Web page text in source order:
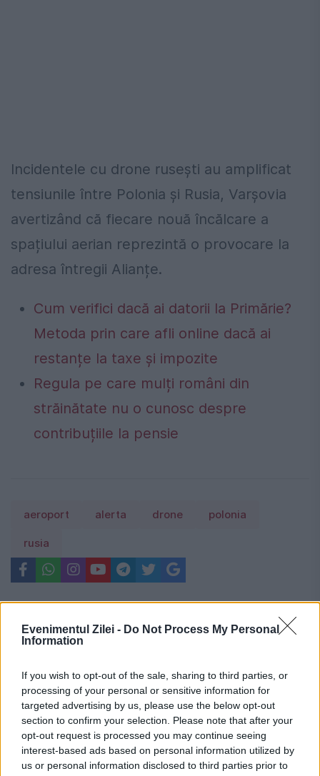
Evenimentul Zilei - Do Not Process My Personal
Information
If you wish to opt-out of the sale, sharing to third parties, or
processing of your personal or sensitive information for
targeted advertising by us, please use the below opt-out
section to confirm your selection. Please note that after your
opt-out request is processed you may continue seeing
interest-based ads based on personal information utilized by
us or personal information disclosed to third parties prior to
Incidentele cu drone rusești au amplificat
tensiunile între Polonia și Rusia, Varșovia
avertizând că fiecare nouă încălcare a
spațiului aerian reprezintă o provocare la
adresa întregii Alianțe.
Cum verifici dacă ai datorii la Primărie?
Metoda prin care afli online dacă ai
restanțe la taxe și impozite
Regula pe care mulți români din
străinătate nu o cunosc despre
contribuțiile la pensie
aeroport alerta drone polonia
rusia